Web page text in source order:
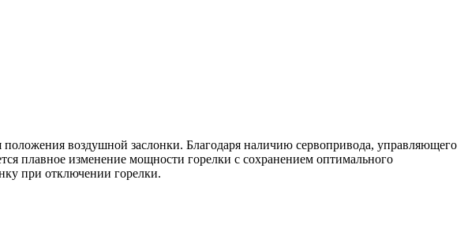
положения воздушной заслонки. Благодаря наличию сервопривода, управляющего
плавное изменение мощности горелки с сохранением оптимального
при отключении горелки.